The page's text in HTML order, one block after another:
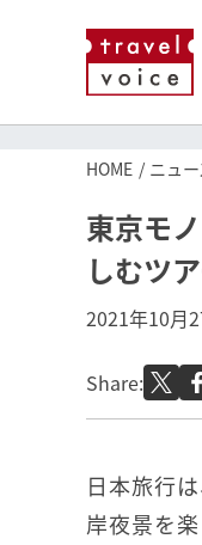
HOME ニュ
東京モ
しむツ
2021年10月
Share:
日本旅行
岸夜景を